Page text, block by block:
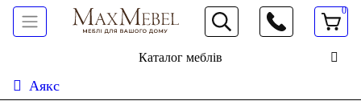
066 472 19 61
0
Каталог меблів
Аякс